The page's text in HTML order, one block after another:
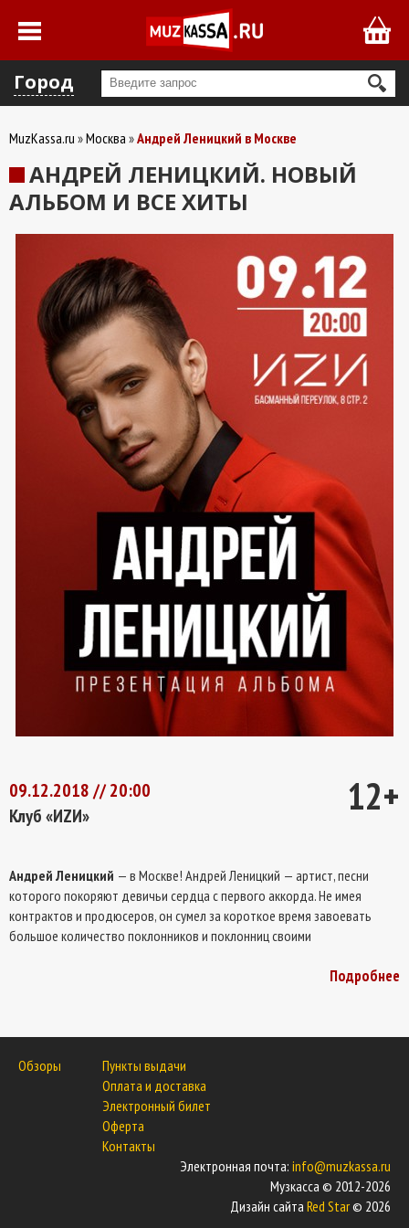
Город
MuzKassa.ru Москва Андрей Леницкий в Москве
АНДРЕЙ ЛЕНИЦКИЙ. НОВЫЙ
АЛЬБОМ И ВСЕ ХИТЫ
12+
09.12.2018 // 20:00
Клуб «ИZИ»
Андрей Леницкий — в Москве! Андрей Леницкий — артист, песни
которого покоряют девичьи сердца с первого аккорда. Не имея
контрактов и продюсеров, он сумел за короткое время завоевать
большое количество поклонников и поклонниц своими
его песня — настоящая история любви, понятная и близкая
песни с вами и для вас.
ВНИМАНИЕ!
После концерта состоится фото- и автограф- сессия.
Обладатели билетов категории VIP и FAN имеют первоочередной
ОЖИДАЕТСЯ SOLDOUT
Подробнее
Обзоры
Пункты выдачи
Оплата и доставка
Электронный билет
Оферта
Контакты
Электронная почта: info@muzkassa.ru
Музкасса © 2012-2026
Дизайн сайта Red Star© 2026